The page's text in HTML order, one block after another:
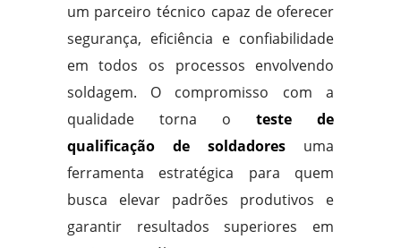
um parceiro técnico capaz de oferecer
segurança, eficiência e confiabilidade
em todos os processos envolvendo
soldagem. O compromisso com a
qualidade torna oteste de
qualificação de soldadores uma
ferramenta estratégica para quem
busca elevar padrões produtivos e
garantir resultados superiores em